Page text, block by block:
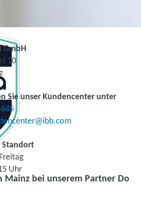
Mainz bei unserem Partner Do
GmbH
10
Sie unser Kundencenter unter
Standort
Uhr